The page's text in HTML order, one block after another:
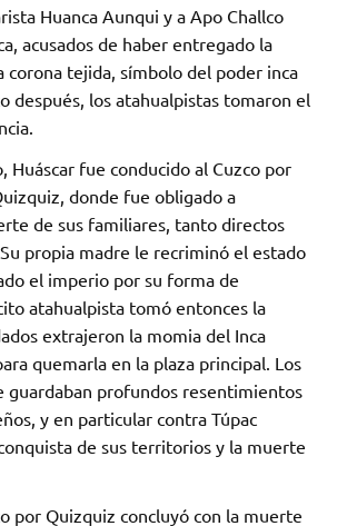
Huanca Aunqui y a Apo Challco
acusados de haber entregado la
corona tejida, símbolo del poder inca
después, los atahualpistas tomaron el
Huáscar fue conducido al Cuzco por
donde fue obligado a
de sus familiares, tanto directos
propia madre le recriminó el estado
el imperio por su forma de
atahualpista tomó entonces la
extrajeron la momia del Inca
quemarla en la plaza principal. Los
guardaban profundos resentimientos
y en particular contra Túpac
de sus territorios y la muerte
por Quizquiz concluyó con la muerte